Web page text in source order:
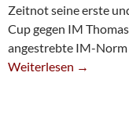
Zeitnot seine erste
Cup gegen IM
angestrebte IM-
Melanie Müdder
Weiterlesen →